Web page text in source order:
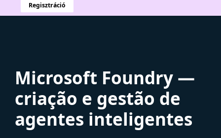
Regisztráció
Microsoft Foundry —
criação e gestão de
agentes inteligentes